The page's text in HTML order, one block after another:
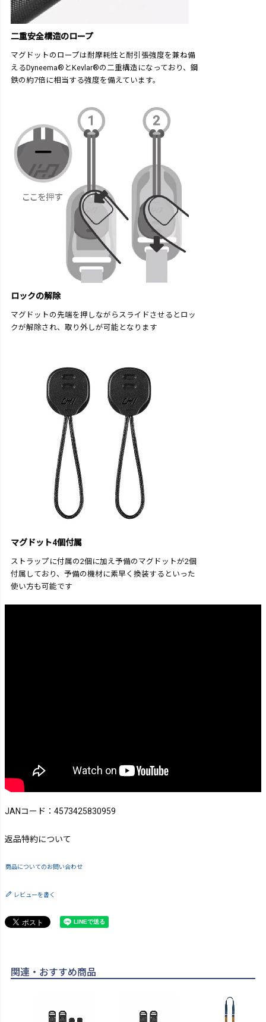
二重安全構造のロープ
マグドットのロープは耐摩耗性と耐引張強度を兼ね備
えるDyneema®とKevlar®の二重構造になっており、鋼
鉄の約7倍に相当する強度を備えています。
ロックの解除
マグドットの先端を押しながらスライドさせるとロッ
クが解除され、取り外しが可能となります
マグドット4個付属
ストラップに付属の2個に加え予備のマグドットが2個
付属しており、予備の機材に素早く換装するといった
使い方も可能です
JANコード：4573425830959
返品特約について
商品についてのお問い合わせ
レビューを書く
関連・おすすめ商品